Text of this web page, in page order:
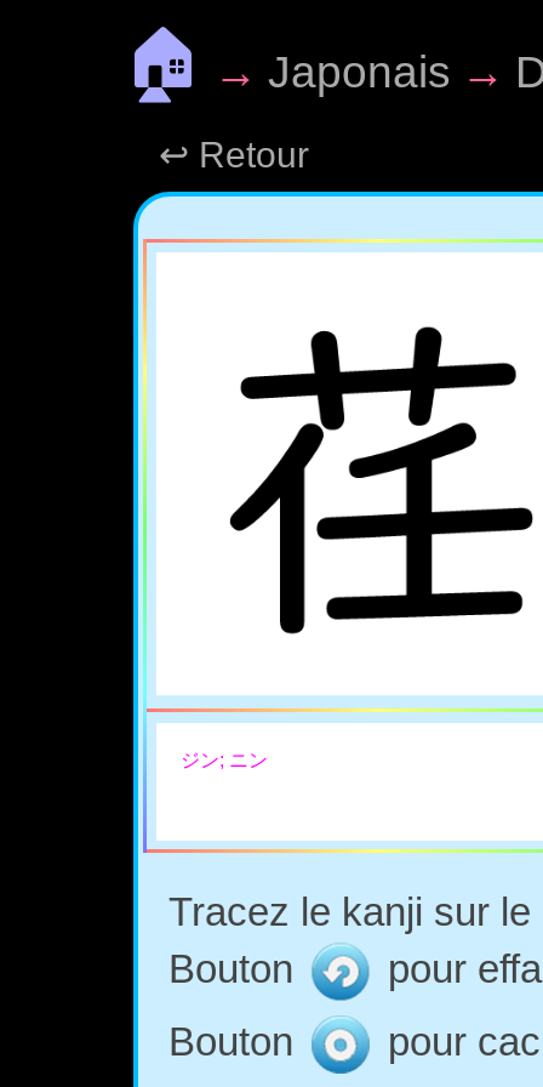
🏠 → Japonais →
↩ Retour
ジン; ニン
Tracez le kanji sur
Bouton
pour
Bouton
pour